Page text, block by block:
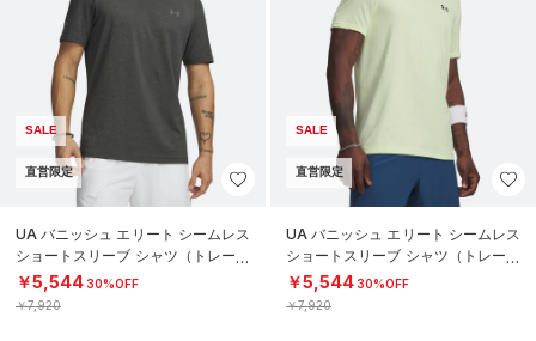
SALE
直営限定
UA バニッシュ エリート シームレス
ショートスリーブ シャツ（トレーニ
ング/MEN）
￥5,54430%OFF
￥7,920
SALE
直営限定
UA バニッシュ エリート シームレス
ショートスリーブ シャツ（トレーニ
ング/MEN）
￥5,54430%OFF
￥7,920